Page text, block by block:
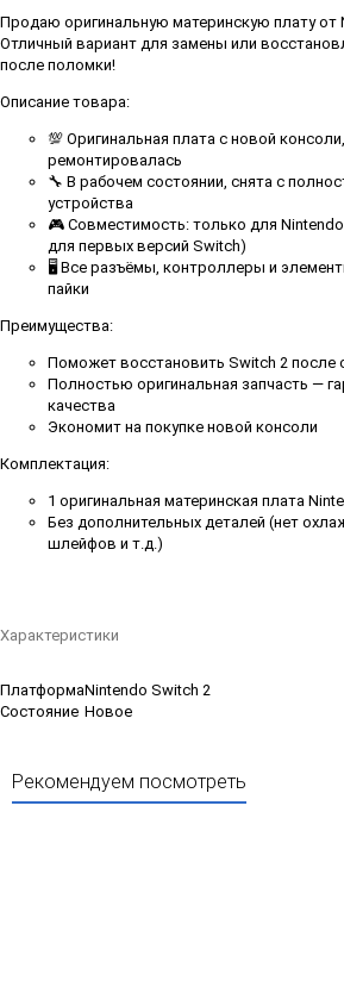
Продаю оригинальную материнскую плату от
Отличный вариант для замены или
после поломки!
Описание товара:
💯 Оригинальная плата с новой
ремонтировалась
🔧 В рабочем состоянии, снята с
устройства
🎮 Совместимость: только для
для первых версий Switch)
🖥 Все разъёмы, контроллеры и
пайки
Преимущества:
Поможет восстановить Switch 2 после
Полностью оригинальная запчасть —
качества
Экономит на покупке новой консоли
Комплектация:
1 оригинальная материнская плата
Без дополнительных деталей (нет
шлейфов и т.д.)
Характеристики
ПлатформаNintendo Switch 2
Состояние Новое
Рекомендуем посмотреть